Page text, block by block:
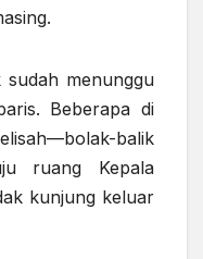
sudah menunggu
Beberapa di
balik
ruang Kepala
kunjung keluar